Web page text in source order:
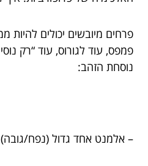
פרחים מיובשים יכולים להיות
פמפס, עוד לגורוס, עוד “רק
נוסחת הזהב:
– אלמנט אחד גדול (נפח/גובה)